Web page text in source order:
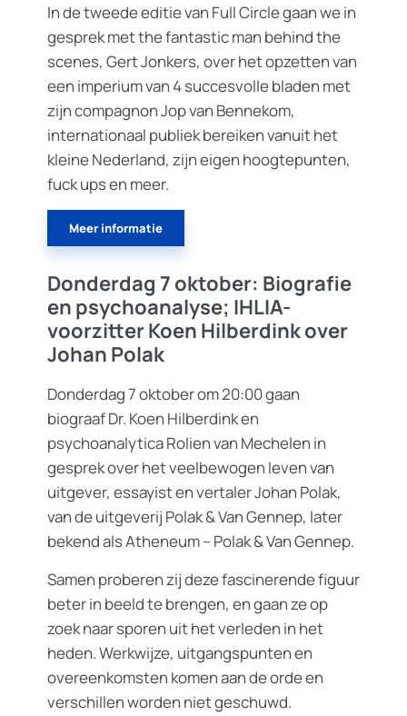
In de tweede editie van Full Circle gaan we in
gesprek met the fantastic man behind the
scenes, Gert Jonkers, over het opzetten van
een imperium van 4 succesvolle bladen met
zijn compagnon Jop van Bennekom,
internationaal publiek bereiken vanuit het
kleine Nederland, zijn eigen hoogtepunten,
fuck ups en meer.
Meer informatie
Donderdag 7 oktober: Biografie
en psychoanalyse; IHLIA-
voorzitter Koen Hilberdink over
Johan Polak
Donderdag 7 oktober om 20:00 gaan
biograaf Dr. Koen Hilberdink en
psychoanalytica Rolien van Mechelen in
gesprek over het veelbewogen leven van
uitgever, essayist en vertaler Johan Polak,
van de uitgeverij Polak & Van Gennep, later
bekend als Atheneum – Polak & Van Gennep.
Samen proberen zij deze fascinerende figuur
beter in beeld te brengen, en gaan ze op
zoek naar sporen uit het verleden in het
heden. Werkwijze, uitgangspunten en
overeenkomsten komen aan de orde en
verschillen worden niet geschuwd.